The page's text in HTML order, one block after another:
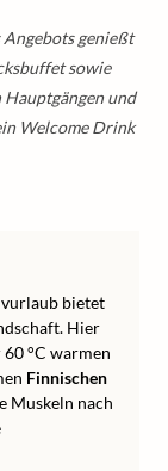
Angebots genießt
sowie
und
Welcome Drink
bietet
Hier
°C warmen
Finnischen
Muskeln nach